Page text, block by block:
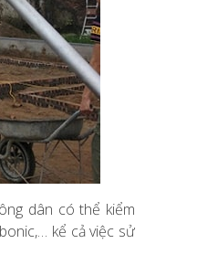
dân có thể kiểm
kể cả việc sử